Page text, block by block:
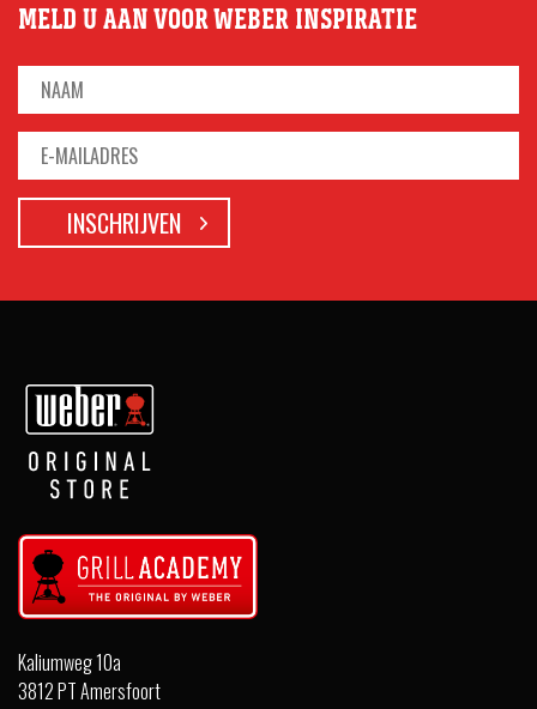
MELD U AAN VOOR WEBER INSPIRATIE
Kaliumweg 10a
3812 PT Amersfoort